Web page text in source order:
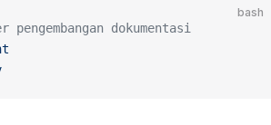
bash
dokumentasi